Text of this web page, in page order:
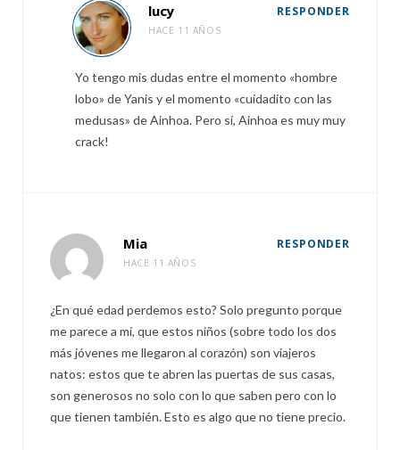
lucy
HACE 11 AÑOS
RESPONDER
Yo tengo mis dudas entre el momento «hombre
lobo» de Yanis y el momento «cuidadito con las
medusas» de Ainhoa. Pero sí, Ainhoa es muy muy
crack!
Mia
HACE 11 AÑOS
RESPONDER
¿En qué edad perdemos esto? Solo pregunto porque
me parece a mí, que estos niños (sobre todo los dos
más jóvenes me llegaron al corazón) son viajeros
natos: estos que te abren las puertas de sus casas,
son generosos no solo con lo que saben pero con lo
que tienen también. Esto es algo que no tiene precio.